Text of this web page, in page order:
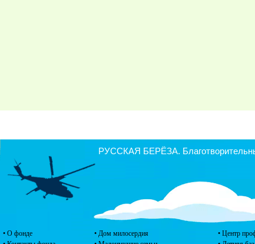
• О фонде
• Дом милосердия
• Центр
РУССКАЯ БЕРЁЗА.